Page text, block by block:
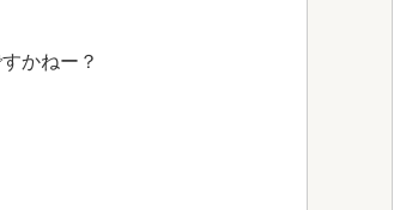
かねー？